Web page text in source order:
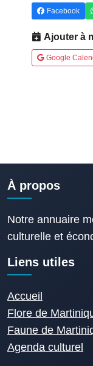
Facebook
Ajouter à
Google
À propos
Notre annuaire
culturelle et
Liens utiles
Accueil
Flore de
Faune de
Agenda culturel